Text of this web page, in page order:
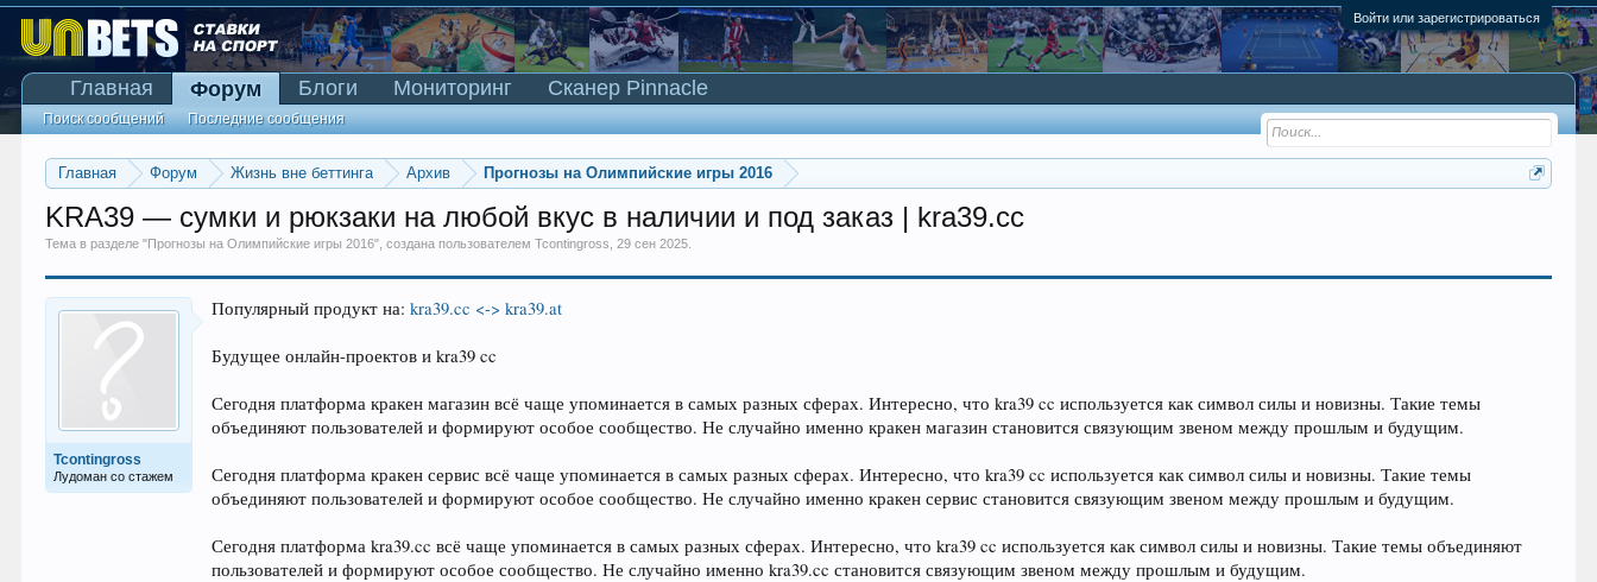
Войти или зарегистрироваться
Главная Форум Жизнь вне беттинга Архив Прогнозы на Олимпийские игры 2016
KRA39 — сумки и рюкзаки на любой вкус в наличии и под заказ | kra39.cc
Тема в разделе "Прогнозы на Олимпийские игры 2016", создана пользователемTcontingross ,29 сен 2025
Tcontingross
Лудоман со стажем
Популярный продукт на:kra39.cc <-> kra39.at
Будущее онлайн-проектов и kra39 cc
Сегодня платформа кракен магазин всё чаще упоминается в самых разных сферах. Интересно, что kra39 cc используется как символ силы и новизны. Такие темы
объединяют пользователей и формируют особое сообщество. Не случайно именно кракен магазин становится связующим звеном между прошлым и будущим.
Сегодня платформа кракен сервис всё чаще упоминается в самых разных сферах. Интересно, что kra39 cc используется как символ силы и новизны. Такие темы
объединяют пользователей и формируют особое сообщество. Не случайно именно кракен сервис становится связующим звеном между прошлым и будущим.
Сегодня платформа kra39.cc всё чаще упоминается в самых разных сферах. Интересно, что kra39 cc используется как символ силы и новизны. Такие темы объединяют
пользователей и формируют особое сообщество. Не случайно именно kra39.cc становится связующим звеном между прошлым и будущим.
Главная Форум
Поиск сообщений Последние сообщения
Блоги Мониторинг Сканер Pinnacle